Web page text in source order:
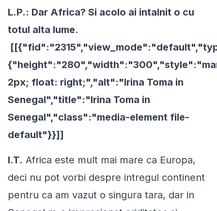
L.P.: Dar Africa? Si acolo ai intalnit o cu
totul alta lume.
2px; float: right;","alt":"Irina Toma in
Senegal","title":"Irina Toma in
Senegal","class":"media-element file-
default"}}]]
I.T. Africa este mult mai mare ca Europa,
deci nu pot vorbi despre intregul continent
pentru ca am vazut o singura tara, dar in